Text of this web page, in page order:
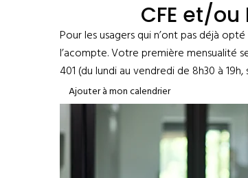
CFE et/
Pour les usagers qui n’ont pas déjà
l’acompte. Votre première mensualité
401 (du lundi au vendredi de 8h30 à
Ajouter à mon calendrier